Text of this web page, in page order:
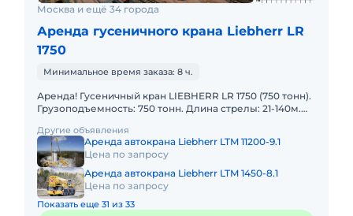
Москва и ещё 34 города
Аренда гусеничного крана Liebherr LR
1750
Минимальное время заказа: 8 ч.
Аренда! Гусеничный кран LIEBHERR LR 1750 (750 тонн).
Грузоподъемность: 750 тонн. Длина стрелы: 21-140м.
Другие объявления
Аренда автокрана Liebherr LTM 11200-9.1
Цена по запросу
Аренда автокрана Liebherr LTM 1450-8.1
Цена по запросу
Показать еще 31 из 33